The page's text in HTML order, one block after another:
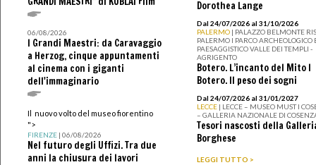
06/08/2026
I Grandi Maestri: da Caravaggio
a Herzog, cinque appuntamenti
al cinema con i giganti
dell'immaginario
Il nuovo volto del museo fiorentino
">
FIRENZE| 06/08/2026
Nel futuro degli Uffizi. Tra due
anni la chiusura dei lavori
Dorothea Lange
Dal 24/07/2026 al 31/10/2026
PALERMO | PALAZZO BELMONTE
PALERMO I PARCO ARCHEOLOGICO
PAESAGGISTICO VALLE DEI TEMPLI -
AGRIGENTO
Botero. L’incanto del Mito I
Botero. Il peso dei sogni
Dal 24/07/2026 al 31/01/2027
LECCE | LECCE – MUSEO MUST I
– GALLERIA NAZIONALE DI
Tesori nascosti della
Borghese
LEGGI TUTTO >